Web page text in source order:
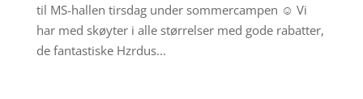
til MS-hallen tirsdag under sommercampen ☺ Vi
har med skøyter i alle størrelser med gode rabatter,
de fantastiske Hzrdus...